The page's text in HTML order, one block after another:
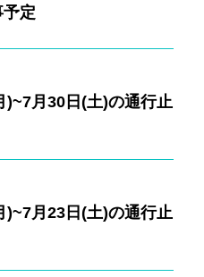
定
)~7月30日(土)の通行止
)~7月23日(土)の通行止